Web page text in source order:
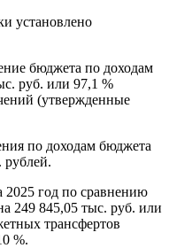
установлено
бюджета по доходам
руб. или 97,1 %
(утвержденные
по доходам бюджета
рублей.
2025 год по сравнению
249 845,05 тыс. руб. или
трансфертов
%.